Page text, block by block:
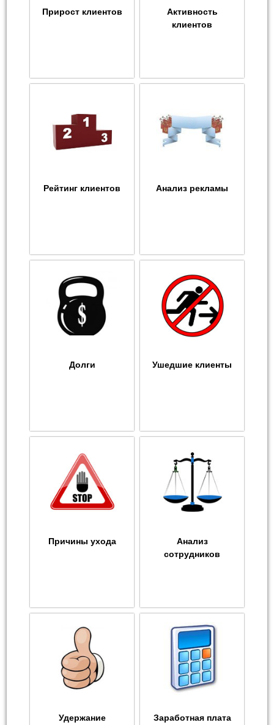
Прирост клиентов
Активность
клиентов
Рейтинг клиентов Анализ рекламы
Долги Ушедшие клиенты
Причины ухода
Анализ
сотрудников
Удержание
Заработная плата